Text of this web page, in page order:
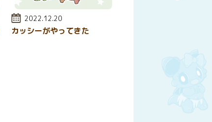
投稿日:
2022.12.20
カッシーがやってきた